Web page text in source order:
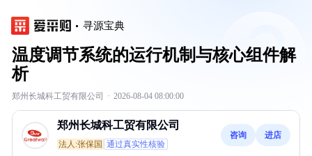
寻源宝典
温度调节系统的运行机制与核心组件解
析
郑州长城科工贸有限公司 · 2026-08-04 08:00:00
郑州长城科工贸有限公司
法人:张保国 通过真实性核验
咨询 进店